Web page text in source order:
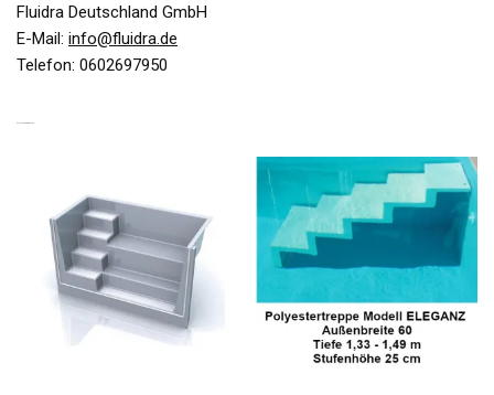
Fluidra Deutschland GmbH
E-Mail: info@fluidra.de
Telefon: 0602697950